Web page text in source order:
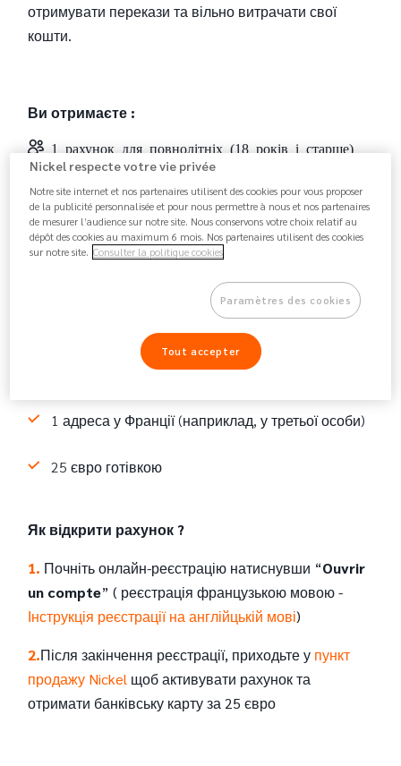
отримувати перекази та вільно витрачати свої
кошти.
Ви отримаєте :
1 рахунок для повнолітніх (18 років і старше)
1 міжнародну карту Mastercard
1 французький IBAN (реквізити)
Що для цього вам потрібно:
1 мобільний телефон
1 адреса у Франції (наприклад, у третьої особи)
25 євро готівкою
Як відкрити рахунок ?
1. Почніть онлайн-реєстрацію натиснувши “Ouvrir
un compte” ( реєстрація французькою мовою -
Інструкція реєстрації на англійцькій мові)
2.Після закінчення реєстрації, приходьте у пункт
продажу Nickel щоб активувати рахунок та
отримати банківську карту за 25 євро
Nickel respecte votre vie privée
Notre site internet et nos partenaires utilisent des cookies pour vous proposer
de la publicité personnalisée et pour nous permettre à nous et nos partenaires
de mesurer l’audience sur notre site. Nous conservons votre choix relatif au
dépôt des cookies au maximum 6 mois. Nos partenaires utilisent des cookies
sur notre site. Consulter la politique cookies
Paramètres des cookies
Tout accepter